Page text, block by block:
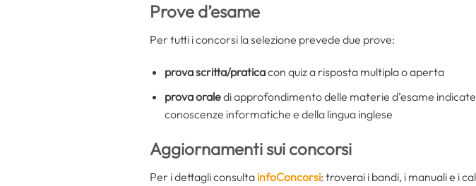
Prove d’esame
Per tutti i concorsi la selezione prevede due prove:
prova scritta/praticacon quiz a risposta multipla o aperta
prova oraledi approfondimento delle materie d’esame
conoscenze informatiche e della lingua inglese
Aggiornamenti sui concorsi
Per i dettagli consulta infoConcorsi: troverai i bandi, i manuali e i